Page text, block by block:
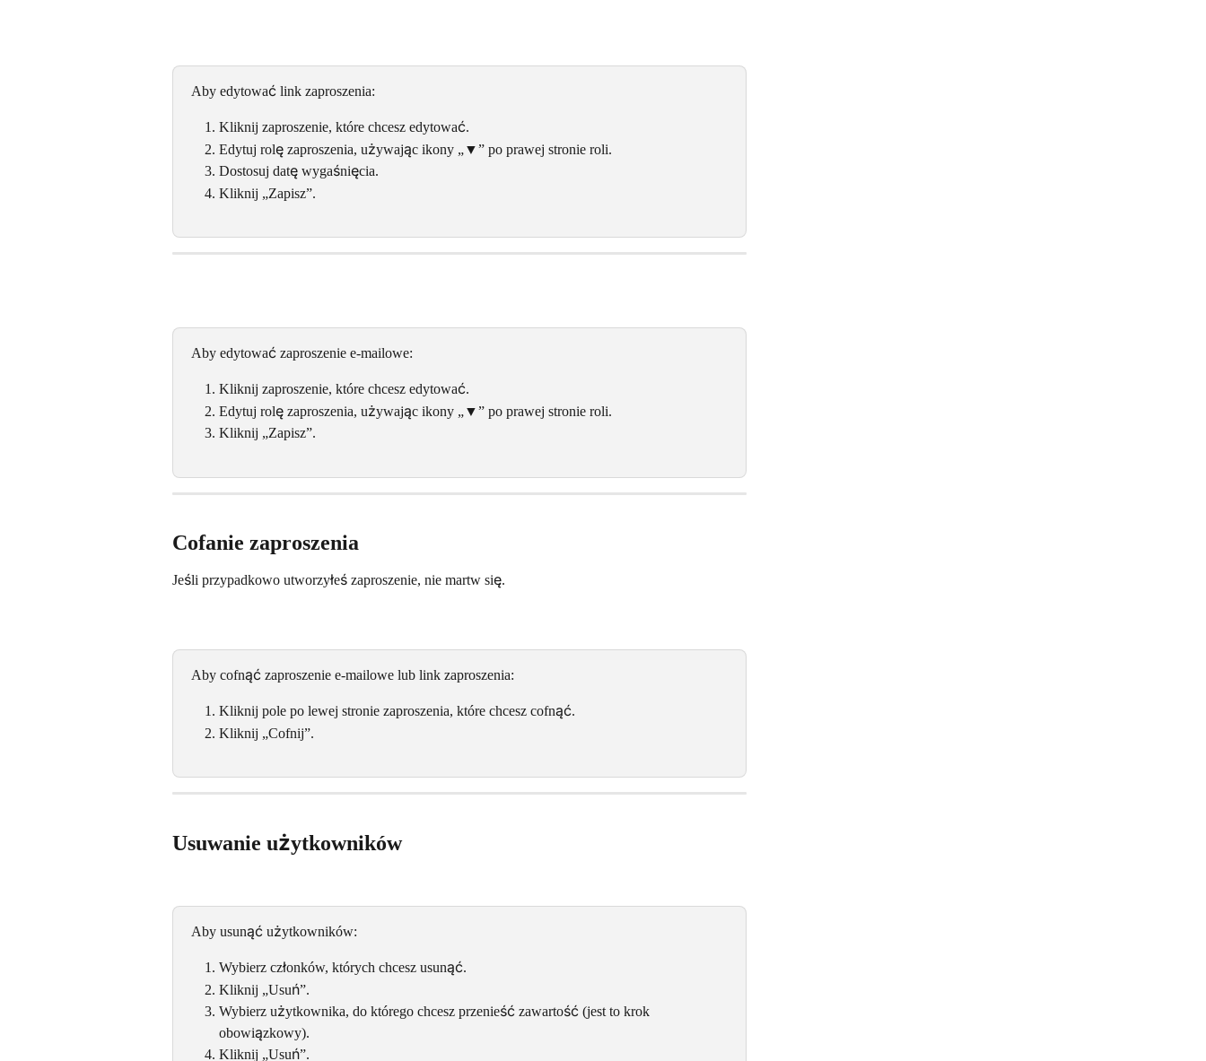
Aby edytować link zaproszenia:
Kliknij zaproszenie, które chcesz edytować.
Edytuj rolę zaproszenia, używając ikony „▼” po prawej stronie roli.
Dostosuj datę wygaśnięcia.
Kliknij „Zapisz”.
Aby edytować zaproszenie e-mailowe:
Kliknij zaproszenie, które chcesz edytować.
Edytuj rolę zaproszenia, używając ikony „▼” po prawej stronie roli.
Kliknij „Zapisz”.
Cofanie zaproszenia
Jeśli przypadkowo utworzyłeś zaproszenie, nie martw się.
Aby cofnąć zaproszenie e-mailowe lub link zaproszenia:
Kliknij pole po lewej stronie zaproszenia, które chcesz cofnąć.
Kliknij „Cofnij”.
Usuwanie użytkowników
Aby usunąć użytkowników:
Wybierz członków, których chcesz usunąć.
Kliknij „Usuń”.
Wybierz użytkownika, do którego chcesz przenieść zawartość (jest to krok
obowiązkowy).
Kliknij „Usuń”.